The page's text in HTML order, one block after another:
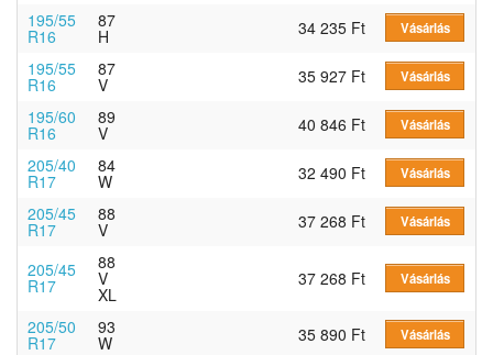
195/55
R16
87
H 34 235 Ft Vásárlás
195/55
R16
87
V 35 927 Ft Vásárlás
195/60
R16
89
V 40 846 Ft Vásárlás
205/40
R17
84
W 32 490 Ft Vásárlás
205/45
R17
88
V 37 268 Ft Vásárlás
205/45
R17
88
V
XL
37 268 Ft Vásárlás
205/50
R17
93
W 35 890 Ft Vásárlás